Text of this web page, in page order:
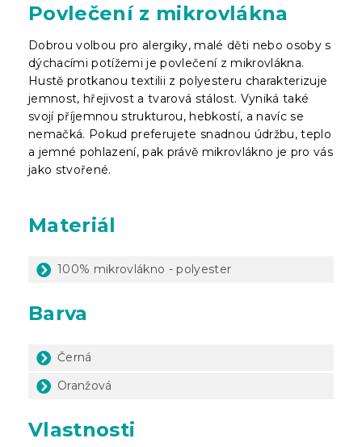
Povlečení z mikrovlákna
Dobrou volbou pro alergiky, malé děti nebo osoby s
dýchacími potížemi je povlečení z mikrovlákna.
Hustě protkanou textilii z polyesteru charakterizuje
jemnost, hřejivost a tvarová stálost. Vyniká také
svojí příjemnou strukturou, hebkostí, a navíc se
nemačká. Pokud preferujete snadnou údržbu, teplo
a jemné pohlazení, pak právě mikrovlákno je pro vás
jako stvořené.
Materiál
100% mikrovlákno - polyester
Barva
Černá
Oranžová
Vlastnosti